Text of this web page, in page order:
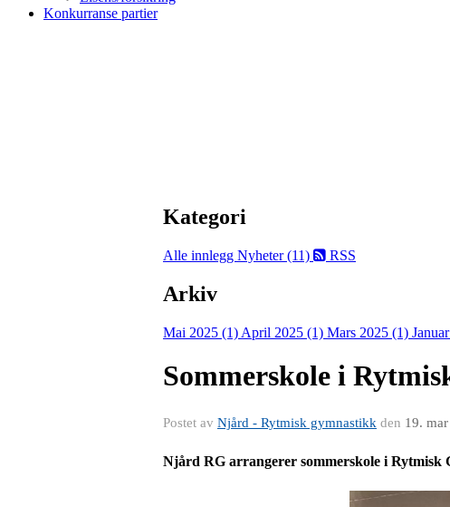
Konkurranse partier
Kategori
Alle innlegg Nyheter (11) RSS
Arkiv
Mai 2025 (1) April 2025 (1) Mars 2025 (1)
Sommerskole i
Postet av Njård - Rytmisk gymnastikk den 19.
Njård RG arrangerer sommerskole i Rytmisk